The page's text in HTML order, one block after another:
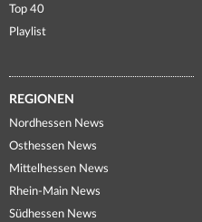
Top 40
Playlist
REGIONEN
Nordhessen News
Osthessen News
Mittelhessen News
Rhein-Main News
Südhessen News